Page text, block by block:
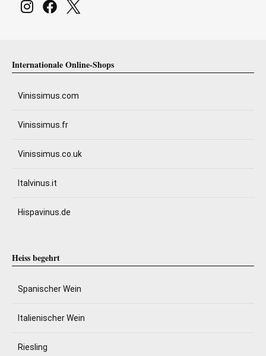
Internationale Online-Shops
Vinissimus.com
Vinissimus.fr
Vinissimus.co.uk
Italvinus.it
Hispavinus.de
Heiss begehrt
Spanischer Wein
Italienischer Wein
Riesling